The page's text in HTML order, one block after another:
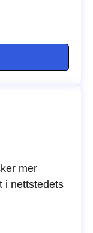
mer
i nettstedets